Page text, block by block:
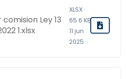
Ley 13
1.xlsx
XLSX ·
65.6 KB ·
11 jun
2025